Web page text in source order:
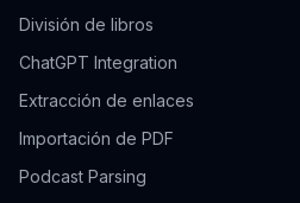
División de libros
ChatGPT Integration
Extracción de enlaces
Importación de PDF
Podcast Parsing